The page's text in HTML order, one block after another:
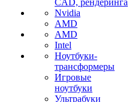
CAD, рендеринга
Nvidia
AMD
AMD
Intel
Ноутбуки-
трансформеры
Игровые
ноутбуки
Ультрабуки